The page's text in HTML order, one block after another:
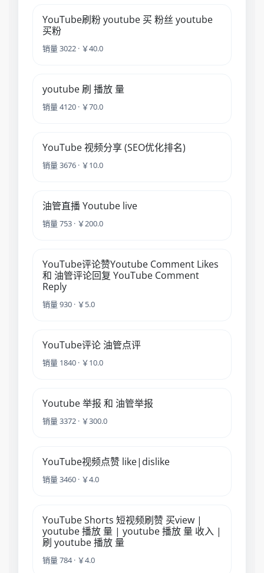
YouTube刷粉 youtube 买 粉丝 youtube
买粉
销量 3022 · ￥40.0
youtube 刷 播放 量
销量 4120 · ￥70.0
YouTube 视频分享 (SEO优化排名)
销量 3676 · ￥10.0
油管直播 Youtube live
销量 753 · ￥200.0
YouTube评论赞Youtube Comment Likes
和 油管评论回复 YouTube Comment
Reply
销量 930 · ￥5.0
YouTube评论 油管点评
销量 1840 · ￥10.0
Youtube 举报 和 油管举报
销量 3372 · ￥300.0
YouTube视频点赞 like|dislike
销量 3460 · ￥4.0
YouTube Shorts 短视频刷赞 买view |
youtube 播放 量 | youtube 播放 量 收入 |
刷 youtube 播放 量
销量 784 · ￥4.0